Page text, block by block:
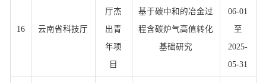
16 云南省科技厅
厅杰
出青
年项
目
基于碳中和的冶金过
程含碳炉气高值转化
基础研究
06-01
至
2025-
05-31